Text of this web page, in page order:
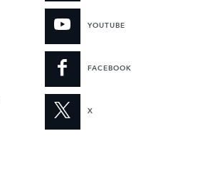
YOUTUBE
FACEBOOK
X